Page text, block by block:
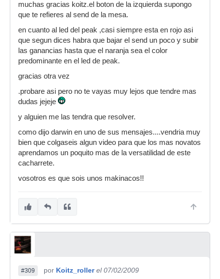
muchas gracias koitz.el boton de la izquierda supongo
que te refieres al send de la mesa.
en cuanto al led del peak ,casi siempre esta en rojo asi
que segun dices habra que bajar el send un poco y subir
las ganancias hasta que el naranja sea el color
predominante en el led de peak.
gracias otra vez
.probare asi pero no te vayas muy lejos que tendre mas
dudas jejeje
y alguien me las tendra que resolver.
como dijo darwin en uno de sus mensajes....vendria muy
bien que colgaseis algun video para que los mas novatos
aprendamos un poquito mas de la versatilidad de este
cacharrete.
vosotros es que sois unos makinacos!!
#309 por Koitz_roller el 07/02/2009